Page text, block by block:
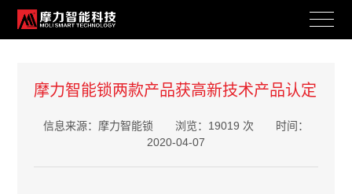
公司新闻
COMPANY NEWS
摩力智能锁两款产品获高新技术产品认定
信息来源：摩力智能锁 浏览：19019 次 时间：
2020-04-07